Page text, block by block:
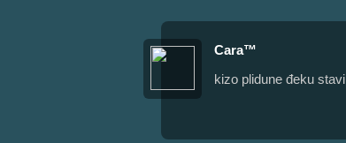
Cara™
kizo plidune đeku stavi